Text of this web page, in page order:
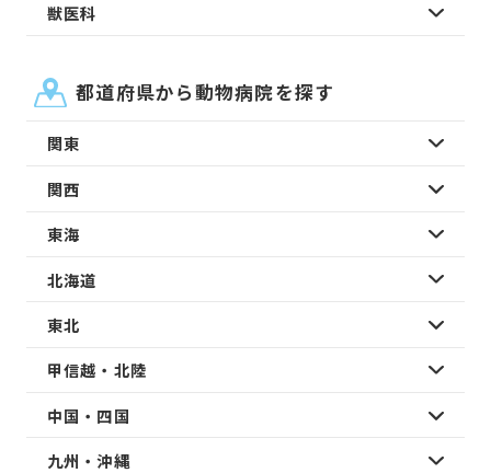
獣医科
都道府県から動物病院を探す
関東
関西
東海
北海道
東北
甲信越・北陸
中国・四国
九州・沖縄